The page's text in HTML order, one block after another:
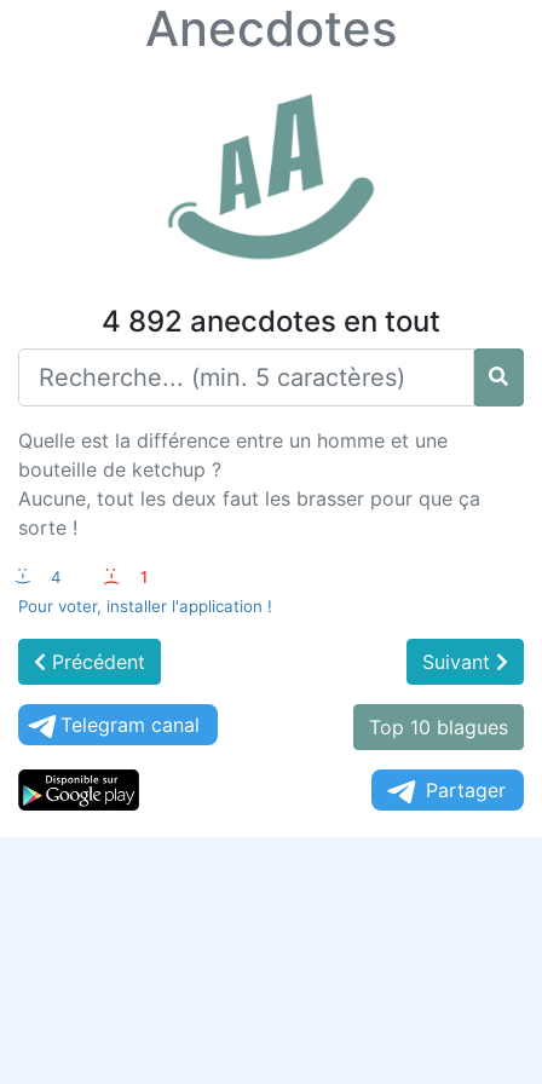
Anecdotes
4 892 anecdotes en tout
Quelle est la différence entre un homme et une
bouteille de ketchup ?
Aucune, tout les deux faut les brasser pour que ça
sorte !
:-) 4 :-(
1
Pour voter, installer l'application !
Précédent Suivant
Telegram canal Top 10 blagues
Partager